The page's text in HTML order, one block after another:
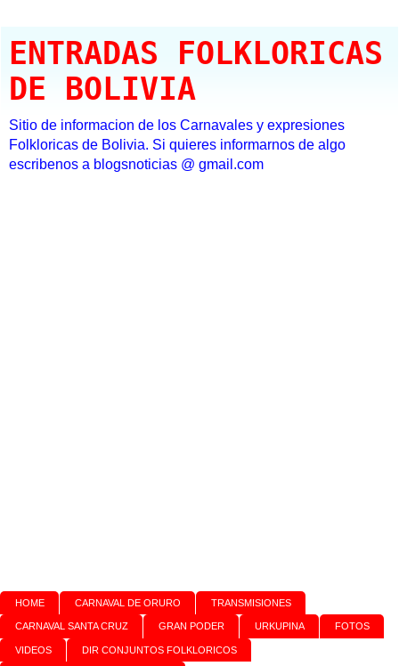
ENTRADAS FOLKLORICAS
DE BOLIVIA
Sitio de informacion de los Carnavales y expresiones
Folkloricas de Bolivia. Si quieres informarnos de algo
escribenos a blogsnoticias @ gmail.com
HOME CARNAVAL DE ORURO TRANSMISIONES
CARNAVAL SANTA CRUZ GRAN PODER URKUPINA FOTOS
VIDEOS DIR CONJUNTOS FOLKLORICOS